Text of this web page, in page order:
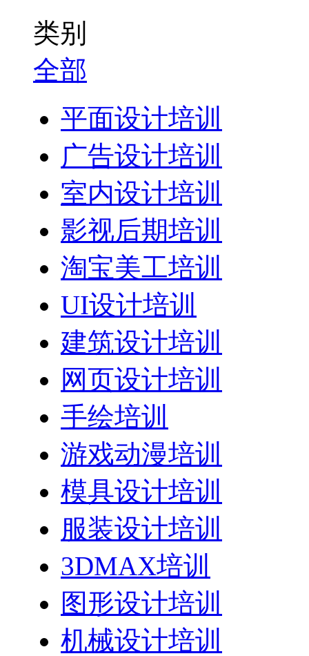
类别
全部
平面设计培训
广告设计培训
室内设计培训
影视后期培训
淘宝美工培训
UI设计培训
建筑设计培训
网页设计培训
手绘培训
游戏动漫培训
模具设计培训
服装设计培训
3DMAX培训
图形设计培训
机械设计培训